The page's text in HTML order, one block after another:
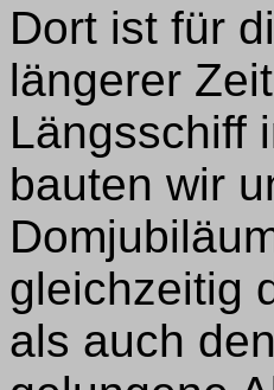
Dort ist für
längerer
Längsschiff
bauten wir
gleichzeitig
als auch